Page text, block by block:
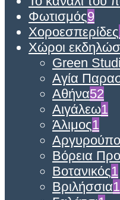
Φωτισμός9
Χοροεσπερίδες
Χώροι
Green
Αγία
Αθήνα52
Αιγάλεω1
Άλιμος1
Βόρεια
Βοτανικός1
Βριλήσσια1